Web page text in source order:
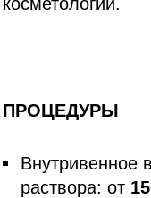
ПРОЦЕДУРЫ
Внутривенное
раствора: от